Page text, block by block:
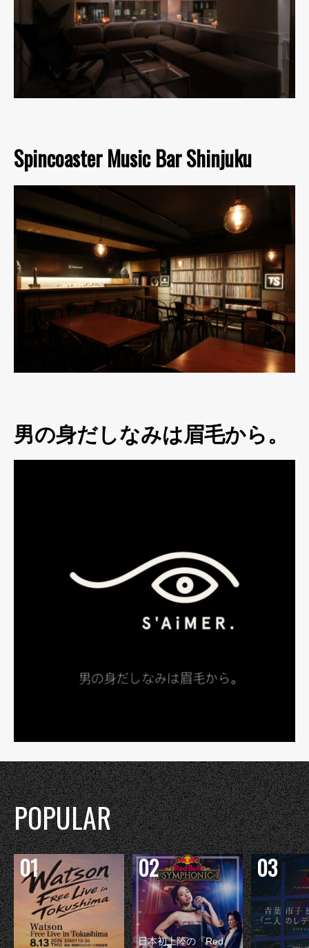
Spincoaster Music Bar Shinjuku
男の身だしなみは眉毛から。
POPULAR
日本初上陸の『Red